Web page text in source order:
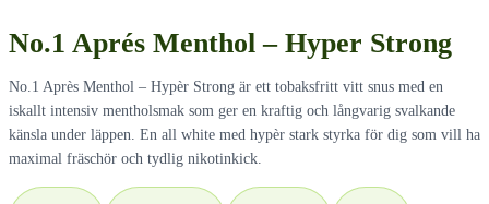
No.1 Aprés Menthol – Hyper Strong
No.1 Après Menthol – Hypèr Strong är ett tobaksfritt vitt snus med en
iskallt intensiv mentholsmak som ger en kraftig och långvarig svalkande
känsla under läppen. En all white med hypèr stark styrka för dig som vill ha
maximal fräschör och tydlig nikotinkick.